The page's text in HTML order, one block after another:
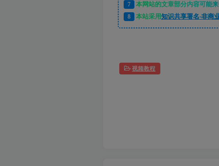
7
本网站的文章部分内容可能
8
本站采用知识共享署名-非商
视频教程